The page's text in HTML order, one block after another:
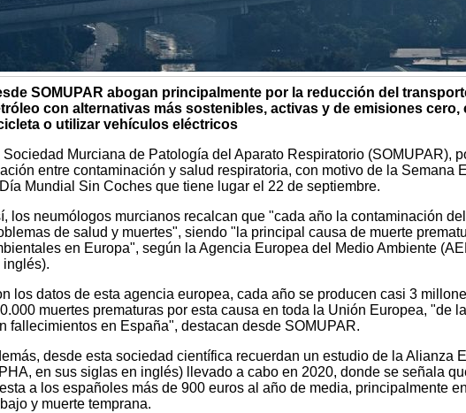
SOMUPAR abogan principalmente por la reducción del
con alternativas más sostenibles, activas y de emisiones cero,
o utilizar vehículos eléctricos
Sociedad Murciana de Patología del Aparato Respiratorio (SOMUPAR),
entre contaminación y salud respiratoria, con motivo de la Semana
Mundial Sin Coches que tiene lugar el 22 de septiembre.
los neumólogos murcianos recalcan que "cada año la contaminación
de salud y muertes", siendo "la principal causa de muerte
en Europa", según la Agencia Europea del Medio Ambiente
inglés).
los datos de esta agencia europea, cada año se producen casi 3
muertes prematuras por esta causa en toda la Unión Europea, "de
fallecimientos en España", destacan desde SOMUPAR.
desde esta sociedad científica recuerdan un estudio de la Alianza
en sus siglas en inglés) llevado a cabo en 2020, donde se señala
a los españoles más de 900 euros al año de media, principalmente
y muerte temprana.